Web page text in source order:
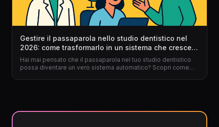
Gestire il passaparola nello studio dentistico nel
2026: come trasformarlo in un sistema che cresce
da solo
Hai mai pensato che il passaparola nel tuo studio dentistico
possa diventare un vero sistema automatico? Scopri come